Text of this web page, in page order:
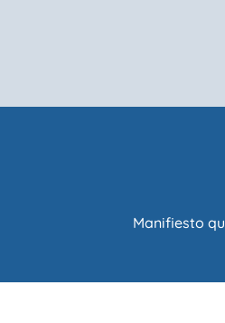
Manifiesto